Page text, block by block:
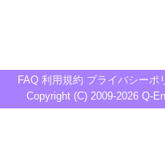
FAQ 利用規約 プライバシーポ
Copyright (C) 2009-2026 Q-